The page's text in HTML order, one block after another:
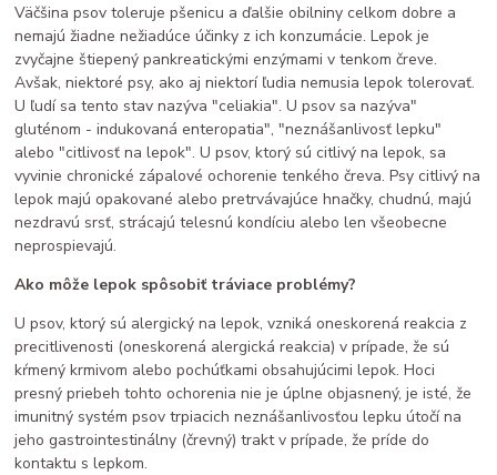
Väčšina psov toleruje pšenicu a ďalšie obilniny celkom dobre a
nemajú žiadne nežiadúce účinky z ich konzumácie. Lepok je
zvyčajne štiepený pankreatickými enzýmami v tenkom čreve.
Avšak, niektoré psy, ako aj niektorí ľudia nemusia lepok tolerovať.
U ľudí sa tento stav nazýva "celiakia". U psov sa nazýva"
gluténom - indukovaná enteropatia", "neznášanlivosť lepku"
alebo "citlivosť na lepok". U psov, ktorý sú citlivý na lepok, sa
vyvinie chronické zápalové ochorenie tenkého čreva. Psy citlivý na
lepok majú opakované alebo pretrvávajúce hnačky, chudnú, majú
nezdravú srsť, strácajú telesnú kondíciu alebo len všeobecne
neprospievajú.
Ako môže lepok spôsobiť tráviace problémy?
U psov, ktorý sú alergický na lepok, vzniká oneskorená reakcia z
precitlivenosti (oneskorená alergická reakcia) v prípade, že sú
kŕmený krmivom alebo pochúťkami obsahujúcimi lepok. Hoci
presný priebeh tohto ochorenia nie je úplne objasnený, je isté, že
imunitný systém psov trpiacich neznášanlivosťou lepku útočí na
jeho gastrointestinálny (črevný) trakt v prípade, že príde do
kontaktu s lepkom.